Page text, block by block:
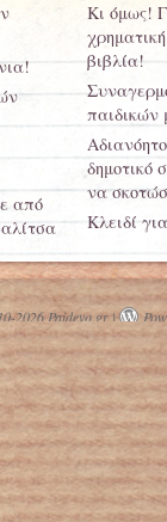
από
Κι όμως!
βιβλία!
παιδικών
δημοτικό
να
Κλειδί
Δείτε πως
τυφλά
2026 Paidevo.gr |